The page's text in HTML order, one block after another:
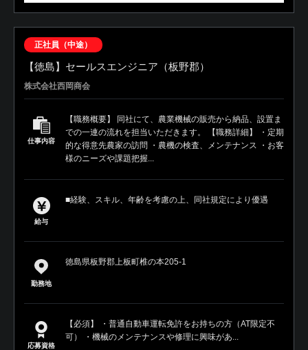
正社員（中途）
【徳島】セールスエンジニア（板野郡）
株式会社西岡商会
仕事内容
【職務概要】 同社にて、農業機械の販売から納品、設置ま
での一連の流れを担当いただきます。 【職務詳細】 ・定期
的な得意先農家の訪問 ・農機の検査、メンテナンス ・お客
様のニーズや課題把握...
給与
■経験、スキル、年齢を考慮の上、同社規定により優遇
勤務地
徳島県板野郡上板町椎の本205-1
応募資格
【必須】 ・普通自動車運転免許をお持ちの方（AT限定不
可） ・機械のメンテナンスや修理に興味があ...